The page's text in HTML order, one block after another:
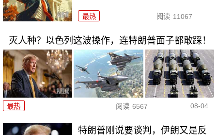
最热 阅读 11067
灭人种？以色列这波操作，连特朗普面子都敢踩！
最热 阅读 6567 08-04
特朗普刚说要谈判，伊朗又是反